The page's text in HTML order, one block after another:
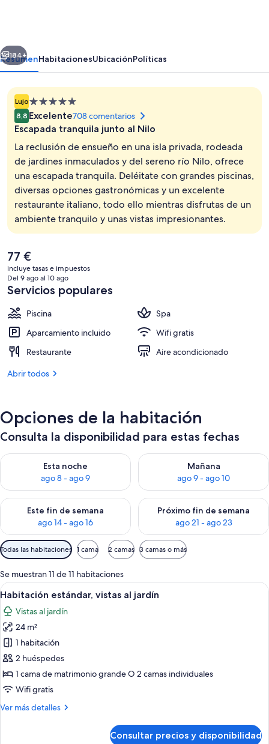
Spa
Kings
Island
Luxor
3 piscinas al aire libre, sombrillas,
Siguiente
184+
ResumenHabitacionesUbicaciónPolíticas
LujoAlojamiento
de
5.0 estrellas
8,8 Excelente708 comentarios
Escapada tranquila junto al Nilo
La reclusión de ensueño en una isla privada, rodeada
de jardines inmaculados y del sereno río Nilo, ofrece
una escapada tranquila. Deléitate con grandes piscinas,
diversas opciones gastronómicas y un excelente
restaurante italiano, todo ello mientras disfrutas de un
ambiente tranquilo y unas vistas impresionantes.
El
precio
actual
es
de
77 €
77 €
incluye tasas e impuestos
Del 9 ago al 10 ago
Servicios populares
Piscina
Spa
Aparcamiento incluido
Wifi gratis
Restaurante
Aire acondicionado
Abrir todos
Opciones de la habitación
Consulta la disponibilidad para estas fechas
Esta noche
ago 8 - ago 9
Consulta la disponibilidad para esta noche, ago 8 - ago 9
Mañana
ago 9 - ago 10
Consulta la disponibilidad
Este fin de semana
ago 14 - ago 16
Consulta la disponibilidad para este fin de semana, ago 14 -
Próximo fin de semana
ago 21 - ago 23
Consulta la disponibilidad
Filtros
disponibles
para
las
habitaciones
Todas las habitaciones 1 cama 2 camas 3 camas o más
Se muestran 11 de 11 habitaciones
Abrir
todas
las
fotos
de
Habitación
estándar,
vistas
jardín
Una pareja sentada en muebles de
5
Habitación estándar, vistas al jardín
Vistas al jardín
24 m²
1 habitación
2 huéspedes
1 cama de matrimonio grande O 2 camas individuales
Wifi gratis
Ver más detalles
Más
Consultar precios y disponibilidad